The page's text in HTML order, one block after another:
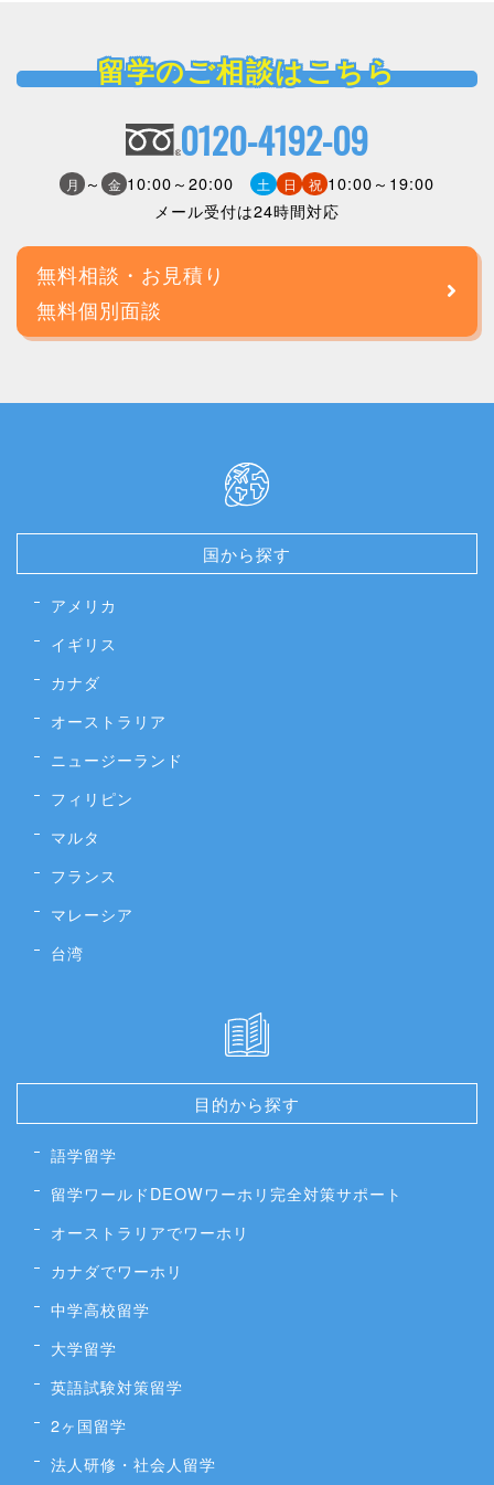
留学のご相談はこちら
0120-4192-09
月 ～ 金 10:00～20:00 土 日 祝 10:00～19:00
メール受付は24時間対応
無料相談・お見積り
無料個別面談
国から探す
アメリカ
イギリス
カナダ
オーストラリア
ニュージーランド
フィリピン
マルタ
フランス
マレーシア
台湾
目的から探す
語学留学
留学ワールドDEOWワーホリ完全対策サポート
オーストラリアでワーホリ
カナダでワーホリ
中学高校留学
大学留学
英語試験対策留学
2ヶ国留学
法人研修・社会人留学